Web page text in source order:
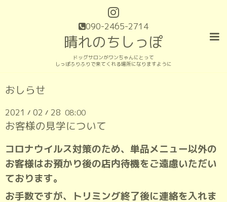
090-2465-2714
晴れのちしっぽ
ドッグサロンがワンちゃんにとって
しっぽふりふりで来てくれる場所になりますように
おしらせ
2021 / 02 / 28 08:00
お客様の見学について
コロナウイルス対策のため、単品メニュー以外の
お客様はお預かり後の店内待機をご遠慮いただい
ております。
お手数ですが、トリミング終了後に連絡を入れま